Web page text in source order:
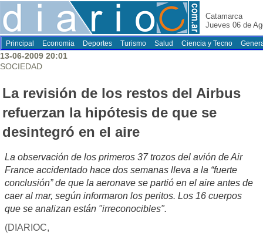
Catamarca
Jueves 06 de
Principal Economia Deportes Turismo Salud Ciencia y Tecno
13-06-2009 20:01
SOCIEDAD
La revisión de los restos del Airbus
refuerzan la hipótesis de que se
desintegró en el aire
La observación de los primeros 37 trozos del avión de Air
France accidentado hace dos semanas lleva a la “fuerte
conclusión” de que la aeronave se partió en el aire antes de
caer al mar, según informaron los peritos. Los 16 cuerpos
que se analizan están "irreconocibles".
(DIARIOC,